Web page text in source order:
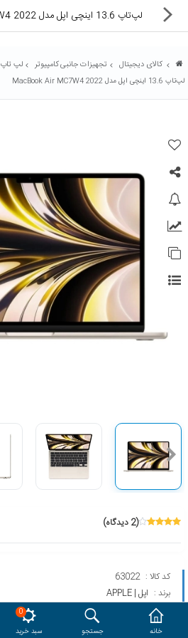
لوازم التحریر
کارتریج و تونر
تجهیزات فروشگاهی و بانکی
دستگاه صحافی و پرس
ماشین حساب
هدایا و ست مدیریتی
مقایسه محصولات مورد علاقه
دسترسی کاربری حساب کاربری
خانه جستجو
0
سبد خرید
لپ‌تاپ 13.6 اینچی اپل مدل MacBook Air MC7W4 2022
کالای دیجیتال تجهیزات جانبی کامپیوتر لپ تاپ
لپ‌تاپ 13.6 اینچی اپل مدل MacBook Air MC7W4 2022
(2 دیدگاه)
کد کالا : 63022
برند : اپل | APPLE
مدل :